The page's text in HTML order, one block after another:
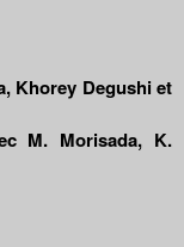
Khorey Degushi et
M. Morisada, K.